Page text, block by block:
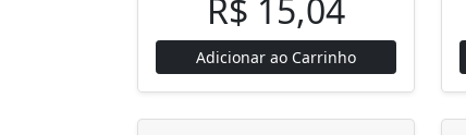
R$ 15,04
Adicionar ao Carrinho